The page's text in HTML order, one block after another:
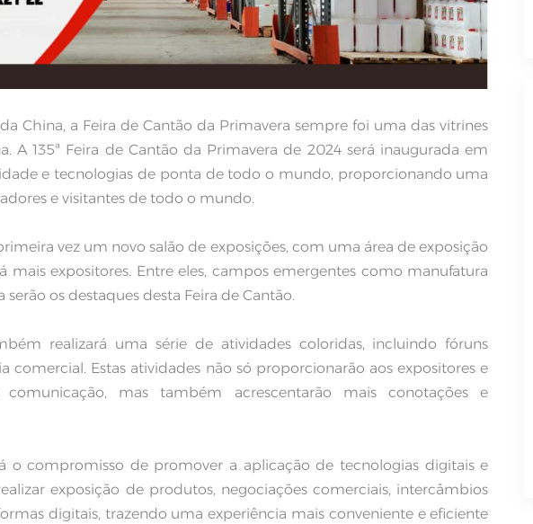
China, a Feira de Cantão da Primavera sempre foi uma das vitrines
135ª Feira de Cantão da Primavera de 2024 será inaugurada em
e tecnologias de ponta de todo o mundo, proporcionando uma
e visitantes de todo o mundo.
vez um novo salão de exposições, com uma área de exposição
expositores. Entre eles, campos emergentes como manufatura
os destaques desta Feira de Cantão.
realizará uma série de atividades coloridas, incluindo fóruns
comercial. Estas atividades não só proporcionarão aos expositores e
mas também acrescentarão mais conotações e
o compromisso de promover a aplicação de tecnologias digitais e
exposição de produtos, negociações comerciais, intercâmbios
digitais, trazendo uma experiência mais conveniente e eficiente